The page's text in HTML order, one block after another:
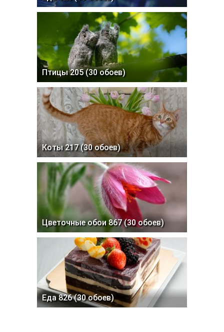
Птицы 205 (30 обоев)
Коты 217 (30 обоев)
Цветочные обои 867 (30 обоев)
Еда 826 (30 обоев)